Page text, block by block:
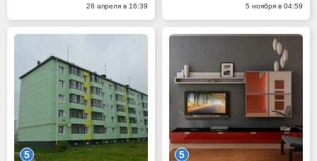
26 апреля в 16:39 5 ноября в 04:59
5 5